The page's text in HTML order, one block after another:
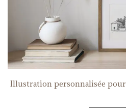
Illustration personnalisée